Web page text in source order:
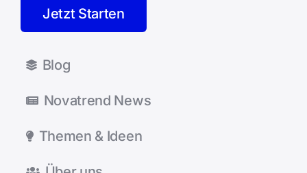
Jetzt Starten
Blog
Novatrend News
Themen & Ideen